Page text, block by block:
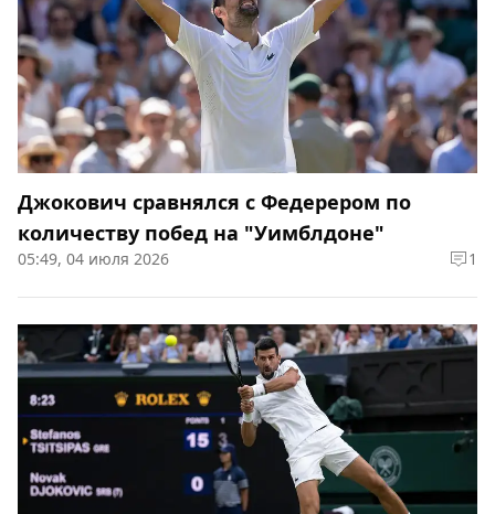
Джокович сравнялся с Федерером по
количеству побед на "Уимблдоне"
05:49, 04 июля 2026 1